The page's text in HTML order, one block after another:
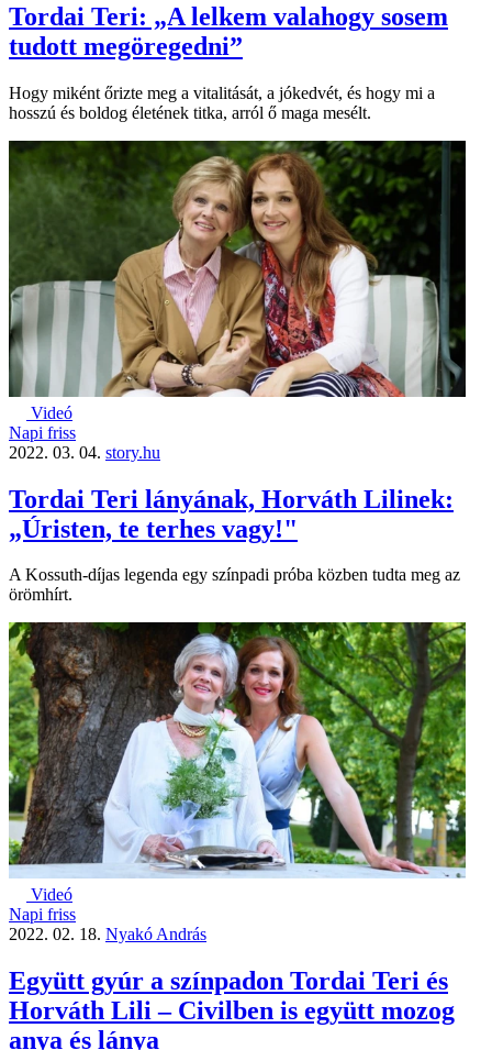
Tordai Teri: „A lelkem valahogy sosem
tudott megöregedni”
Hogy miként őrizte meg a vitalitását, a jókedvét, és hogy mi a
hosszú és boldog életének titka, arról ő maga mesélt.
Videó
Napi friss
2022. 03. 04. story.hu
Tordai Teri lányának, Horváth Lilinek:
„Úristen, te terhes vagy!"
A Kossuth-díjas legenda egy színpadi próba közben tudta meg az
örömhírt.
Videó
Napi friss
2022. 02. 18. Nyakó András
Együtt gyúr a színpadon Tordai Teri és
Horváth Lili – Civilben is együtt mozog
anya és lánya